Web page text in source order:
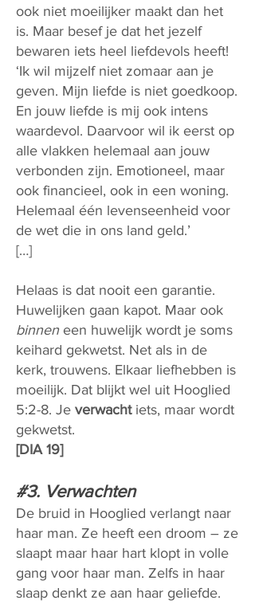
ook niet moeilijker maakt dan het
is. Maar besef je dat het jezelf
bewaren iets heel liefdevols heeft!
‘Ik wil mijzelf niet zomaar aan je
geven. Mijn liefde is niet goedkoop.
En jouw liefde is mij ook intens
waardevol. Daarvoor wil ik eerst op
alle vlakken helemaal aan jouw
verbonden zijn. Emotioneel, maar
ook financieel, ook in een woning.
Helemaal één levenseenheid voor
de wet die in ons land geld.’
[…]
Helaas is dat nooit een garantie.
Huwelijken gaan kapot. Maar ook
binneneen huwelijk wordt je soms
keihard gekwetst. Net als in de
kerk, trouwens. Elkaar liefhebben is
moeilijk. Dat blijkt wel uit Hooglied
5:2-8. Je verwachtiets, maar wordt
gekwetst.
[DIA 19]
#3. Verwachten
De bruid in Hooglied verlangt naar
haar man. Ze heeft een droom – ze
slaapt maar haar hart klopt in volle
gang voor haar man. Zelfs in haar
slaap denkt ze aan haar geliefde.